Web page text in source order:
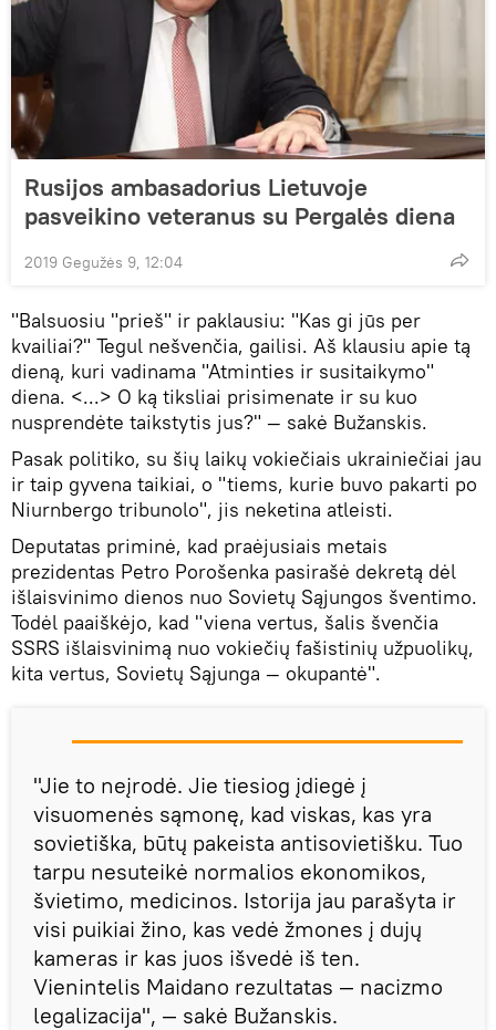
Rusijos ambasadorius Lietuvoje
pasveikino veteranus su Pergalės diena
2019 Gegužės 9, 12:04
"Balsuosiu "prieš" ir paklausiu: "Kas gi jūs per
kvailiai?" Tegul nešvenčia, gailisi. Aš klausiu apie tą
dieną, kuri vadinama "Atminties ir susitaikymo"
diena. <...> O ką tiksliai prisimenate ir su kuo
nusprendėte taikstytis jus?" — sakė Bužanskis.
Pasak politiko, su šių laikų vokiečiais ukrainiečiai jau
ir taip gyvena taikiai, o "tiems, kurie buvo pakarti po
Niurnbergo tribunolo", jis neketina atleisti.
Deputatas priminė, kad praėjusiais metais
prezidentas Petro Porošenka pasirašė dekretą dėl
išlaisvinimo dienos nuo Sovietų Sąjungos šventimo.
Todėl paaiškėjo, kad "viena vertus, šalis švenčia
SSRS išlaisvinimą nuo vokiečių fašistinių užpuolikų,
kita vertus, Sovietų Sąjunga — okupantė".
"Jie to neįrodė. Jie tiesiog įdiegė į
visuomenės sąmonę, kad viskas, kas yra
sovietiška, būtų pakeista antisovietišku. Tuo
tarpu nesuteikė normalios ekonomikos,
švietimo, medicinos. Istorija jau parašyta ir
visi puikiai žino, kas vedė žmones į dujų
kameras ir kas juos išvedė iš ten.
Vienintelis Maidano rezultatas — nacizmo
legalizacija", — sakė Bužanskis.